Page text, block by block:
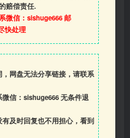
赔偿责任.
微信：sishuge666 邮
快处理
，网盘无法分享链接，请联系
微信：sishuge666 无条件退
及时回复也不用担心，看到